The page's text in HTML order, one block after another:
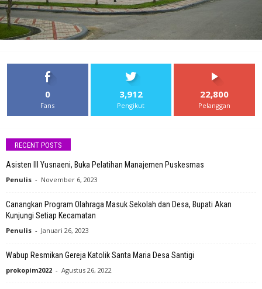
0
Fans
3,912
Pengikut
22,800
Pelanggan
RECENT POSTS
Asisten III Yusnaeni, Buka Pelatihan Manajemen Puskesmas
Penulis - November 6, 2023
Canangkan Program Olahraga Masuk Sekolah dan Desa, Bupati Akan
Kunjungi Setiap Kecamatan
Penulis - Januari 26, 2023
Wabup Resmikan Gereja Katolik Santa Maria Desa Santigi
prokopim2022 - Agustus 26, 2022